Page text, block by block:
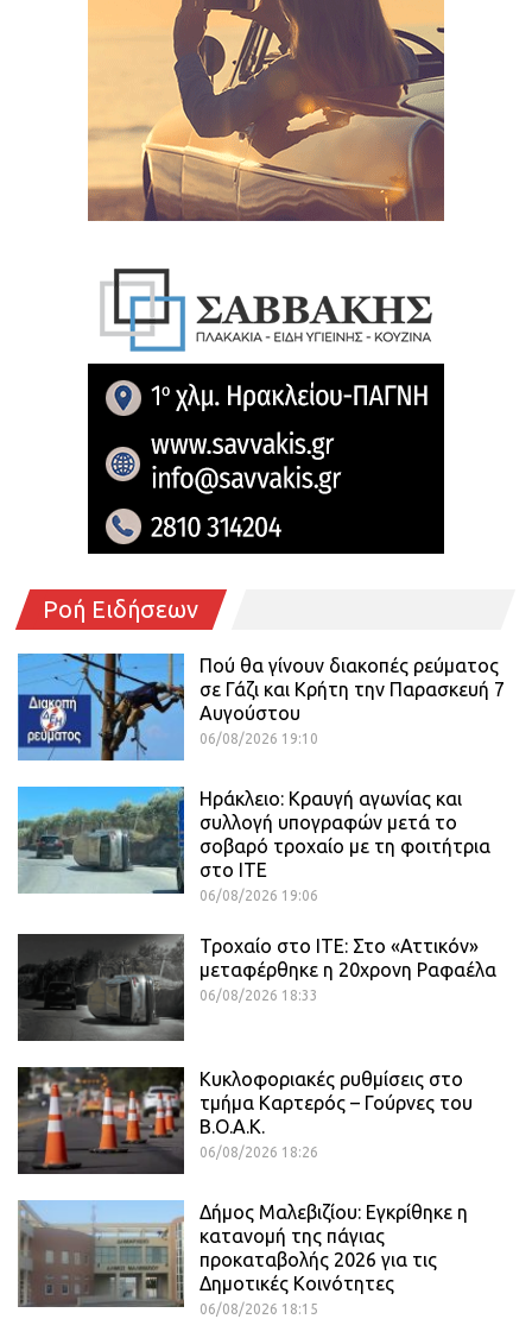
Ροή Ειδήσεων
Πού θα γίνουν διακοπές ρεύματος
σε Γάζι και Κρήτη την Παρασκευή 7
Αυγούστου
06/08/2026 19:10
Ηράκλειο: Κραυγή αγωνίας και
συλλογή υπογραφών μετά το
σοβαρό τροχαίο με τη φοιτήτρια
στο ΙΤΕ
06/08/2026 19:06
Τροχαίο στο ΙΤΕ: Στο «Αττικόν»
μεταφέρθηκε η 20χρονη Ραφαέλα
06/08/2026 18:33
Κυκλοφοριακές ρυθμίσεις στο
τμήμα Καρτερός – Γούρνες του
Β.Ο.Α.Κ.
06/08/2026 18:26
Δήμος Μαλεβιζίου: Εγκρίθηκε η
κατανομή της πάγιας
προκαταβολής 2026 για τις
Δημοτικές Κοινότητες
06/08/2026 18:15